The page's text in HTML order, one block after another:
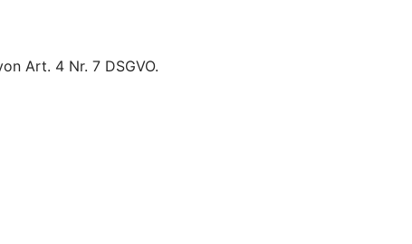
Art. 4 Nr. 7 DSGVO.